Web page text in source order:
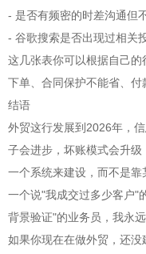
- 是否有频密的时差沟通但
- 谷歌搜索是否出现过相关
这几张表你可以根据自己
下单、合同保护不能省、付
结语
外贸这行发展到2026年，
子会进步，坏账模式会升
一个系统来建设，而不是靠
一个说"我成交过多少客户"
背景验证"的业务员，我永远
如果你现在在做外贸，还没